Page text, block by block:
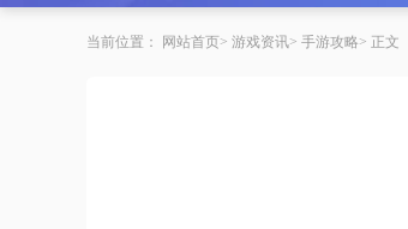
当前位置： 网站首页 游戏资讯 手游攻略 正文